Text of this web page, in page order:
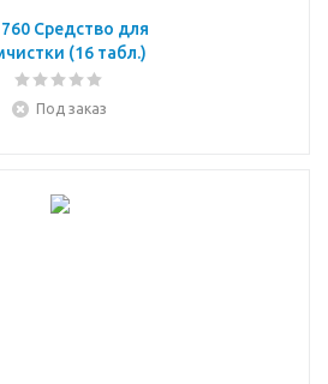
760 Средство для
(16 табл.)
Под заказ